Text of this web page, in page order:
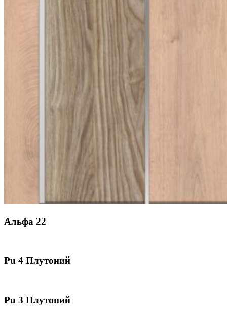
Альфа 22
Pu 4 Плутоний
Pu 3 Плутоний